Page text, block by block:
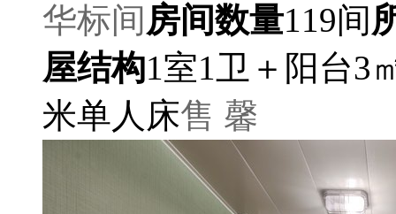
华标间房间数量119间
屋结构1室1卫＋阳台3
米单人床售 馨